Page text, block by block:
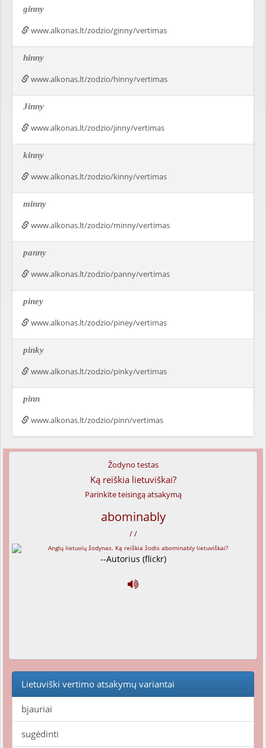
ginny
www.alkonas.lt/zodzio/ginny/vertimas
hinny
www.alkonas.lt/zodzio/hinny/vertimas
Jinny
www.alkonas.lt/zodzio/jinny/vertimas
kinny
www.alkonas.lt/zodzio/kinny/vertimas
minny
www.alkonas.lt/zodzio/minny/vertimas
panny
www.alkonas.lt/zodzio/panny/vertimas
piney
www.alkonas.lt/zodzio/piney/vertimas
pinky
www.alkonas.lt/zodzio/pinky/vertimas
pinn
www.alkonas.lt/zodzio/pinn/vertimas
Žodyno testas
Ką reiškia lietuviškai?
Parinkite teisingą atsakymą
abominably
/ /
--Autorius (flickr)
Lietuviški vertimo atsakymų variantai
bjauriai
sugėdinti